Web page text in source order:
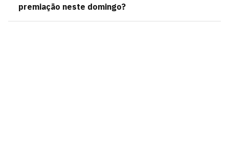
premiação neste domingo?